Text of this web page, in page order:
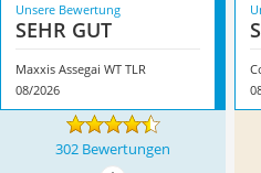
Unsere Bewertung
SEHR GUT
Maxxis Assegai WT TLR
08/2026
302 Bewertungen